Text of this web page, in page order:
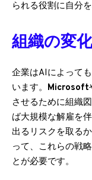
られる役割に自分
組織の変
企業はAIによって
います。 Microsoft
させるために組織
ば大規模な解雇を
出るリスクを取る
って、これらの戦
とが必要です。